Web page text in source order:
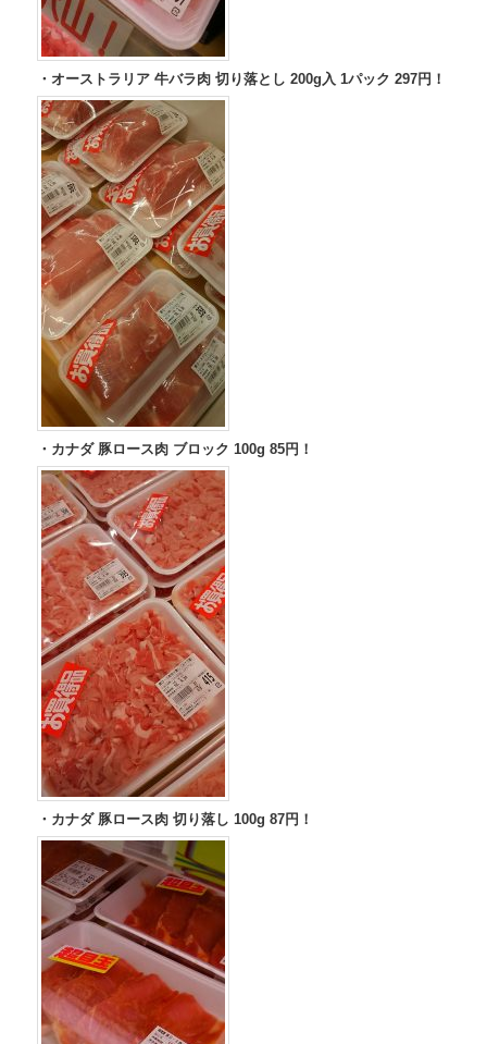
・オーストラリア 牛バラ肉 切り落とし 200g入 1パック 297円！
・カナダ 豚ロース肉 ブロック 100g 85円！
・カナダ 豚ロース肉 切り落し 100g 87円！